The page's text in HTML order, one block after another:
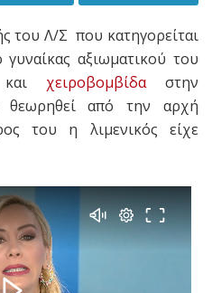
του Λ/Σ που κατηγορείται
αξιωματικού του
και χειροβομβίδαστην
από την αρχή
του η λιμενικός είχε